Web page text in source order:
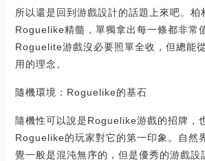
所以還是回到游戲設計的話題上來吧。柏
Roguelike精髓，單獨拿出每一條都非常
Roguelite游戲沒必要照單全收，但總能
用的理念。
隨機環境：Roguelike的基石
隨機性可以說是Roguelike游戲的招牌，
Roguelike的玩家對它的第一印象。自然
覺一般是混沌無序的，但是優秀的游戲設